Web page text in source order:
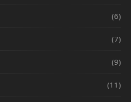
(6)
(7)
(9)
(11)